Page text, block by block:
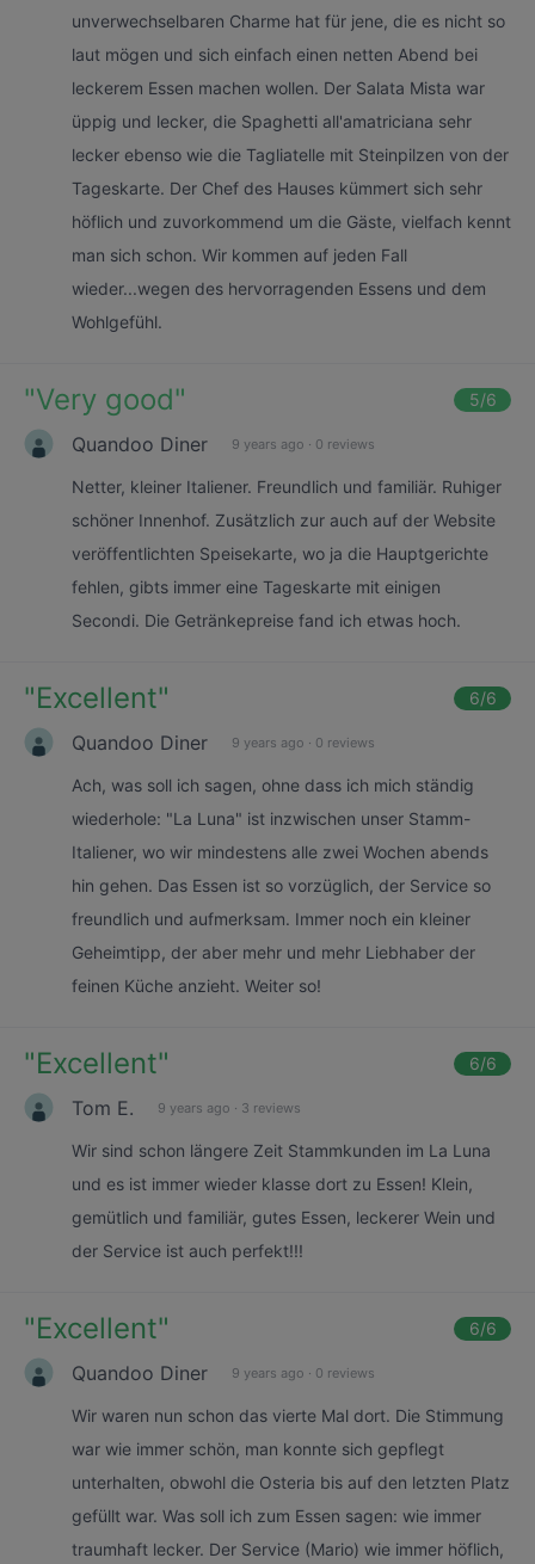
unverwechselbaren Charme hat für jene, die es nicht so
laut mögen und sich einfach einen netten Abend bei
leckerem Essen machen wollen. Der Salata Mista war
üppig und lecker, die Spaghetti all'amatriciana sehr
lecker ebenso wie die Tagliatelle mit Steinpilzen von der
Tageskarte. Der Chef des Hauses kümmert sich sehr
höflich und zuvorkommend um die Gäste, vielfach kennt
man sich schon. Wir kommen auf jeden Fall
wieder...wegen des hervorragenden Essens und dem
Wohlgefühl.
"Very good" 5/6
Quandoo Diner 9 years ago · 0 reviews
Netter, kleiner Italiener. Freundlich und familiär. Ruhiger
schöner Innenhof. Zusätzlich zur auch auf der Website
veröffentlichten Speisekarte, wo ja die Hauptgerichte
fehlen, gibts immer eine Tageskarte mit einigen
Secondi. Die Getränkepreise fand ich etwas hoch.
"Excellent" 6/6
Quandoo Diner 9 years ago · 0 reviews
Ach, was soll ich sagen, ohne dass ich mich ständig
wiederhole: "La Luna" ist inzwischen unser Stamm-
Italiener, wo wir mindestens alle zwei Wochen abends
hin gehen. Das Essen ist so vorzüglich, der Service so
freundlich und aufmerksam. Immer noch ein kleiner
Geheimtipp, der aber mehr und mehr Liebhaber der
feinen Küche anzieht. Weiter so!
"Excellent" 6/6
Tom E. 9 years ago · 3 reviews
Wir sind schon längere Zeit Stammkunden im La Luna
und es ist immer wieder klasse dort zu Essen! Klein,
gemütlich und familiär, gutes Essen, leckerer Wein und
der Service ist auch perfekt!!!
"Excellent" 6/6
Quandoo Diner 9 years ago · 0 reviews
Wir waren nun schon das vierte Mal dort. Die Stimmung
war wie immer schön, man konnte sich gepflegt
unterhalten, obwohl die Osteria bis auf den letzten Platz
gefüllt war. Was soll ich zum Essen sagen: wie immer
traumhaft lecker. Der Service (Mario) wie immer höflich,